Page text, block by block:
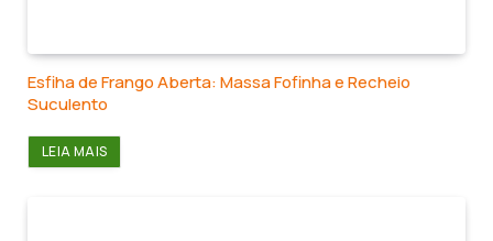
Esfiha de Frango Aberta: Massa Fofinha e Recheio
Suculento
LEIA MAIS